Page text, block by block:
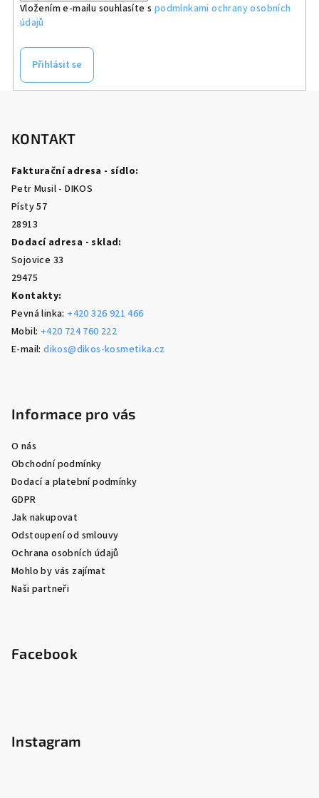
Vložením e-mailu souhlasíte s podmínkami ochrany osobních
údajů
Přihlásit se
KONTAKT
Fakturační adresa - sídlo:
Petr Musil - DIKOS
Písty 57
28913
Dodací adresa - sklad:
Sojovice 33
29475
Kontakty:
Pevná linka: +420 326 921 466
Mobil: +420 724 760 222
E-mail:dikos@dikos-kosmetika.cz
Informace pro vás
O nás
Obchodní podmínky
Dodací a platební podmínky
GDPR
Jak nakupovat
Odstoupení od smlouvy
Ochrana osobních údajů
Mohlo by vás zajímat
Naši partneři
Facebook
Instagram